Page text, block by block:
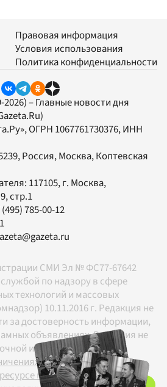
Правовая информация
Условия использования
Политика конфиденциальности
2026) – Главные новости дня
, ОГРН 1067761730376, ИНН
Россия, Москва, Коптевская
117105, г. Москва,
стр.1
785-00-12
СМИ Эл № ФС77-67642
по надзору в сфере
технологий и массовых
10.11.2016 г. Редакция не
за достоверность информации,
объявлениях. Редакция не
информации.
применяются